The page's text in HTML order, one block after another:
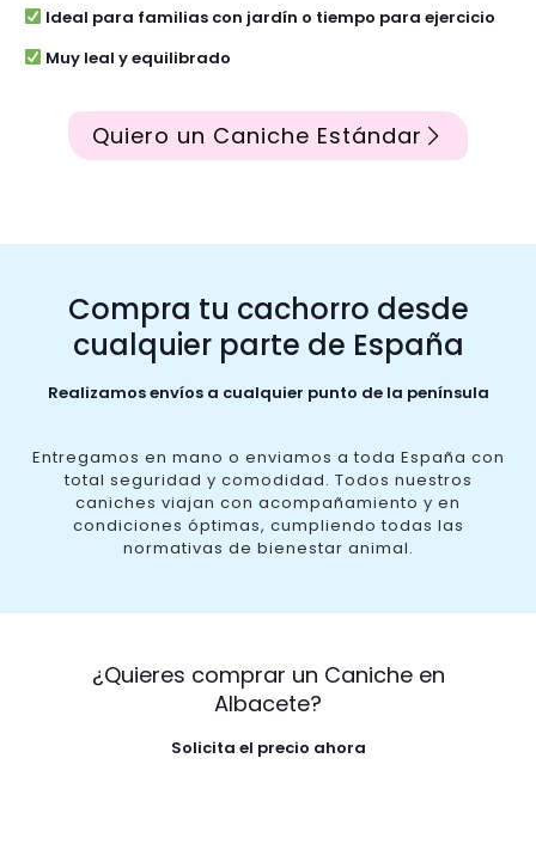
Ideal para familias con jardín o tiempo para ejercicio
Muy leal y equilibrado
Quiero un Caniche Estándar
Compra tu cachorro desde
cualquier parte de España
Realizamos envíos a cualquier punto de la península
Entregamos en mano o enviamos a toda España con
total seguridad y comodidad. Todos nuestros
caniches viajan con acompañamiento y en
condiciones óptimas, cumpliendo todas las
normativas de bienestar animal.
¿Quieres comprar un Caniche en
Albacete?
Solicita el precio ahora